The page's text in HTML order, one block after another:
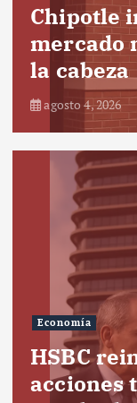
Chipotle
mercado
la cabeza
agosto 4, 2026
Economía
HSBC
acciones